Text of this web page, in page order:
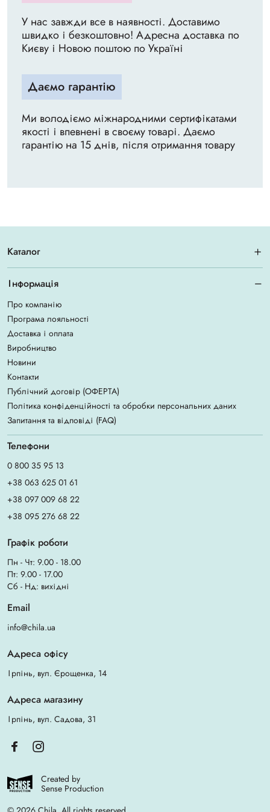
У нас завжди все в наявності. Доставимо
швидко і безкоштовно! Адресна доставка по
Києву і Новою поштою по Україні
Даємо гарантію
Ми володіємо міжнародними сертифікатами
якості і впевнені в своєму товарі. Даємо
гарантію на 15 днів, після отримання товару
Каталог
Інформація
Про компанію
Програма лояльності
Доставка і оплата
Виробництво
Новини
Контакти
Публічний договір (ОФЕРТА)
Політика конфіденційності та обробки персональних даних
Запитання та відповіді (FAQ)
Телефони
0 800 35 95 13
+38 063 625 01 61
+38 097 009 68 22
+38 095 276 68 22
Графік роботи
Пн - Чт: 9.00 - 18.00
Пт: 9.00 - 17.00
Сб - Нд: вихідні
Email
info@chila.ua
Адреса офісу
Ірпінь, вул. Єрощенка, 14
Адреса магазину
Ірпінь, вул. Садова, 31
Created by
Sense Production